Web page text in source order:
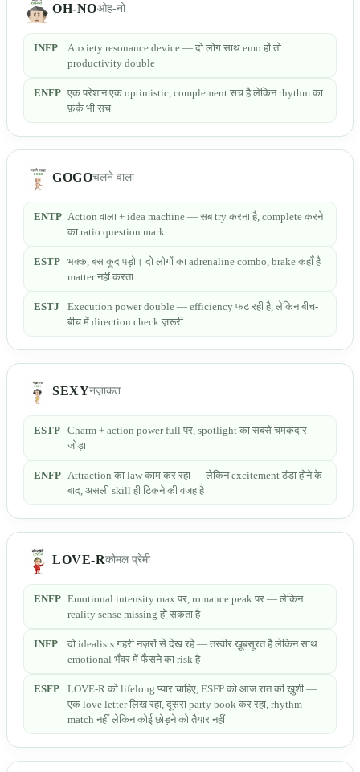
OH-NOओह-नो
INFP
Anxiety resonance device — दो लोग साथ emo हों तो
productivity double
ENFP एक परेशान एक optimistic, complement सच है लेकिन rhythm का
फ़र्क़ भी सच
GOGOचलने वाला
ENTP Action वाला + idea machine — सब try करना है, complete करने
का ratio question mark
ESTP भक्क, बस कूद पड़ो। दो लोगों का adrenaline combo, brake कहाँ है
matter नहीं करता
ESTJ
Execution power double — efficiency फट रही है, लेकिन बीच-
बीच में direction check ज़रूरी
SEXYनज़ाकत
ESTP Charm + action power full पर, spotlight का सबसे चमकदार
जोड़ा
ENFP Attraction का law काम कर रहा — लेकिन excitement ठंडा होने के
बाद, असली skill ही टिकने की वजह है
LOVE-Rकोमल प्रेमी
ENFP Emotional intensity max पर, romance peak पर — लेकिन
reality sense missing हो सकता है
INFP
दो idealists गहरी नज़रों से देख रहे — तस्वीर ख़ूबसूरत है लेकिन साथ
emotional भँवर में फँसने का risk है
ESFP
LOVE-R को lifelong प्यार चाहिए, ESFP को आज रात की ख़ुशी —
एक love letter लिख रहा, दूसरा party book कर रहा, rhythm
match नहीं लेकिन कोई छोड़ने को तैयार नहीं